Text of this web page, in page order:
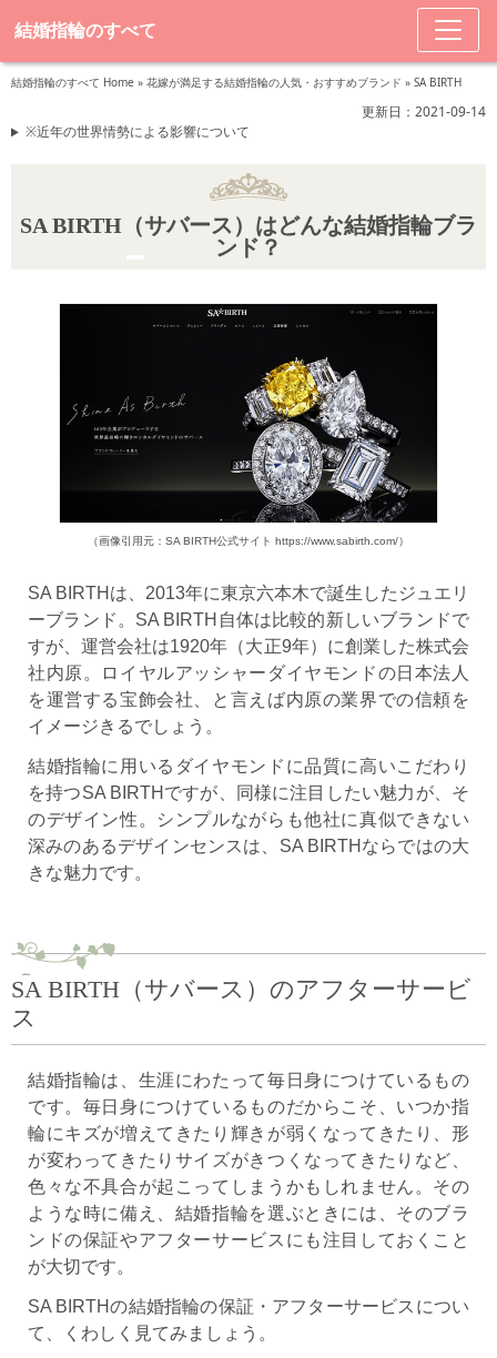
結婚指輪のすべて
結婚指輪のすべて Home » 花嫁が満足する結婚指輪の人気・おすすめブランド » SA BIRTH
更新日：2021-09-14
※近年の世界情勢による影響について
SA BIRTH（サバース）はどんな結婚指輪ブラ
ンド？
（画像引用元：SA BIRTH公式サイト https://www.sabirth.com/）
SA BIRTHは、2013年に東京六本木で誕生したジュエリ
ーブランド。SA BIRTH自体は比較的新しいブランドで
すが、運営会社は1920年（大正9年）に創業した株式会
社内原。ロイヤルアッシャーダイヤモンドの日本法人
を運営する宝飾会社、と言えば内原の業界での信頼を
イメージきるでしょう。
結婚指輪に用いるダイヤモンドに品質に高いこだわり
を持つSA BIRTHですが、同様に注目したい魅力が、そ
のデザイン性。シンプルながらも他社に真似できない
深みのあるデザインセンスは、SA BIRTHならではの大
きな魅力です。
SA BIRTH（サバース）のアフターサービ
ス
結婚指輪は、生涯にわたって毎日身につけているもの
です。毎日身につけているものだからこそ、いつか指
輪にキズが増えてきたり輝きが弱くなってきたり、形
が変わってきたりサイズがきつくなってきたりなど、
色々な不具合が起こってしまうかもしれません。その
ような時に備え、結婚指輪を選ぶときには、そのブラ
ンドの保証やアフターサービスにも注目しておくこと
が大切です。
SA BIRTHの結婚指輪の保証・アフターサービスについ
て、くわしく見てみましょう。